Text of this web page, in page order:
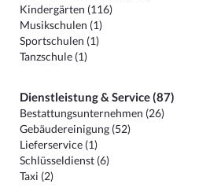
Kindergärten (116)
Musikschulen (1)
Sportschulen (1)
Tanzschule (1)
Dienstleistung & Service (87)
Bestattungsunternehmen (26)
Gebäudereinigung (52)
Lieferservice (1)
Schlüsseldienst (6)
Taxi (2)